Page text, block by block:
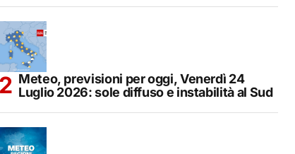
Meteo, previsioni per oggi, Venerdì 24
Luglio 2026: sole diffuso e instabilità al Sud